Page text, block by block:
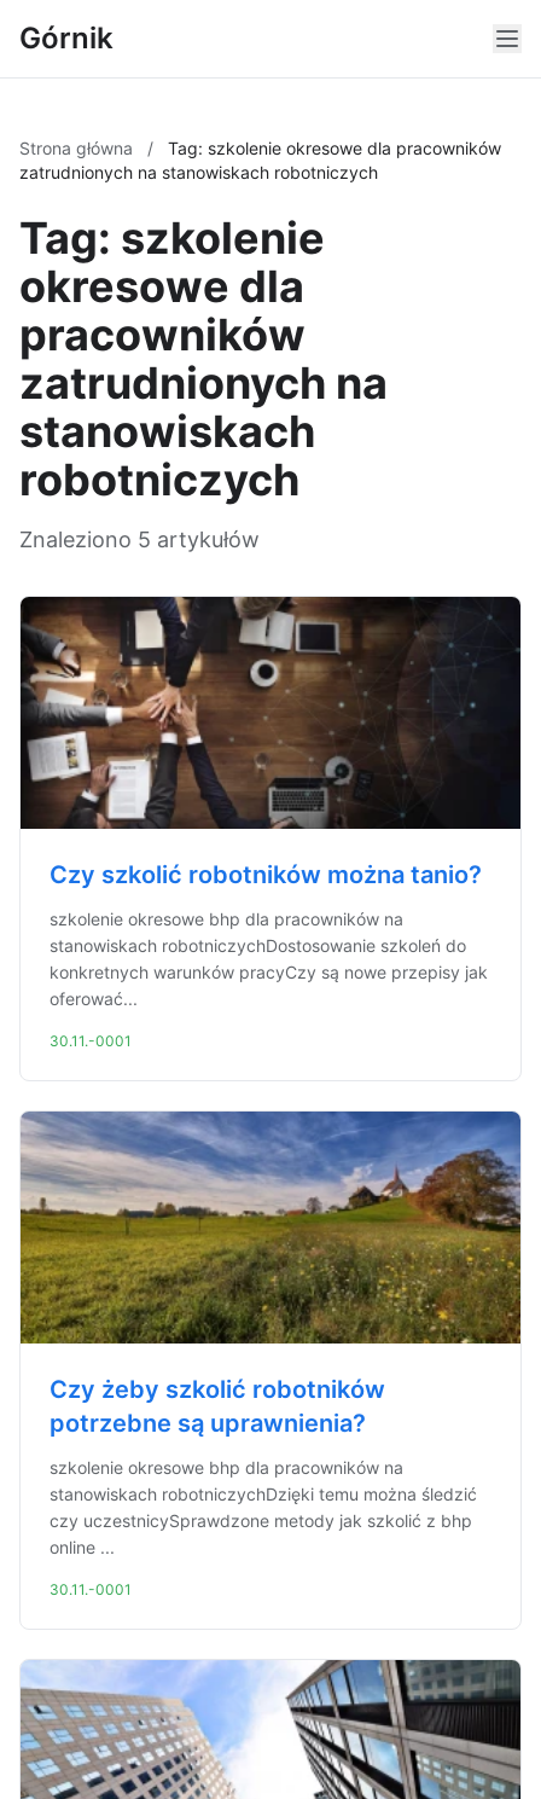
Górnik
Strona główna /
Tag: szkolenie okresowe dla pracowników
zatrudnionych na stanowiskach robotniczych
Tag: szkolenie
okresowe dla
pracowników
zatrudnionych na
stanowiskach
robotniczych
Znaleziono 5 artykułów
Czy szkolić robotników można tanio?
szkolenie okresowe bhp dla pracowników na
stanowiskach robotniczychDostosowanie szkoleń do
konkretnych warunków pracyCzy są nowe przepisy jak
oferować...
30.11.-0001
Czy żeby szkolić robotników
potrzebne są uprawnienia?
szkolenie okresowe bhp dla pracowników na
stanowiskach robotniczychDzięki temu można śledzić
czy uczestnicySprawdzone metody jak szkolić z bhp
online ...
30.11.-0001